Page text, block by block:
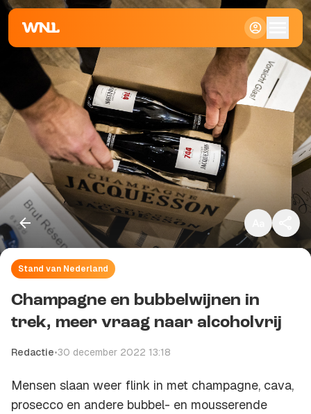
Klein
Standaard
Groot
Stand van Nederland
Champagne en bubbelwijnen in
trek, meer vraag naar alcoholvrij
Redactie•30 december 2022 13:18
Mensen slaan weer flink in met champagne, cava,
prosecco en andere bubbel- en mousserende